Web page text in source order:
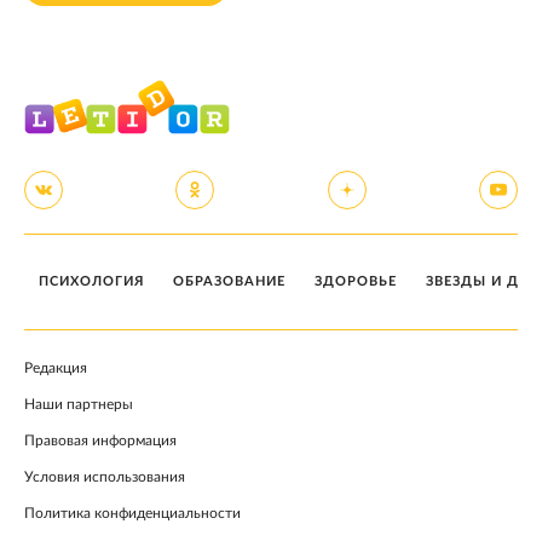
ПСИХОЛОГИЯ ОБРАЗОВАНИЕ ЗДОРОВЬЕ ЗВЕЗДЫ И
Редакция
Наши партнеры
Правовая информация
Условия использования
Политика конфиденциальности